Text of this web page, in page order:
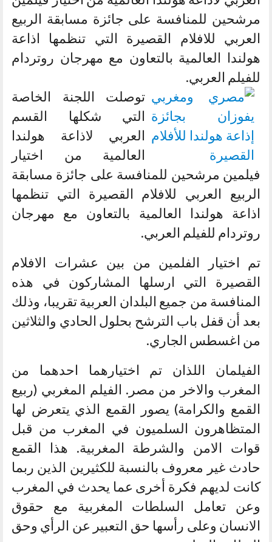
مرشحين للمنافسة على جائزة مسابقة الربيع
العربي للافلام القصيرة التي تنظمها اذاعة
هولندا العالمية بالتعاون مع مهرجان روتردام
للفيلم العربي.
توصلت اللجنة الخاصة
التي شكلها القسم
العربي لاذاعة هولندا
العالمية من اختيار
فيلمين مرشحين للمنافسة على جائزة مسابقة
الربيع العربي للافلام القصيرة التي تنظمها
اذاعة هولندا العالمية بالتعاون مع مهرجان
روتردام للفيلم العربي.
تم اختيار الفلمين من بين عشرات الافلام
القصيرة التي ارسلها المشاركون في هذه
المنافسة من جميع البلدان العربية تقريبا، وذلك
بعد أن قفل باب الترشح بحلول الحادي والثلاثين
من اغسطس الجاري.
الفيلمان اللذان تم اختيارهما احدهما من
المغرب والاخر من مصر. الفيلم المغربي (ربيع
القمع والكرامة) يصور القمع الذي يتعرض لها
المتظاهرون السلميون في المغرب من قبل
قوات الامن والشرطة المغربية. هذا القمع
حادث غير معروف بالنسبة للكثيرين الذين ربما
كانت لديهم فكرة أخرى عما يحدث في المغرب
وعن تعامل السلطات المغربية مع حقوق
الانسان وعلى رأسها حق التعبير عن الرأي وحق